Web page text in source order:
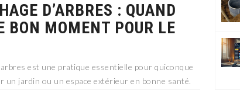
D’ARBRES : QUAND
BON MOMENT POUR LE
est une pratique essentielle pour quiconque
un jardin ou un espace extérieur en bonne santé.